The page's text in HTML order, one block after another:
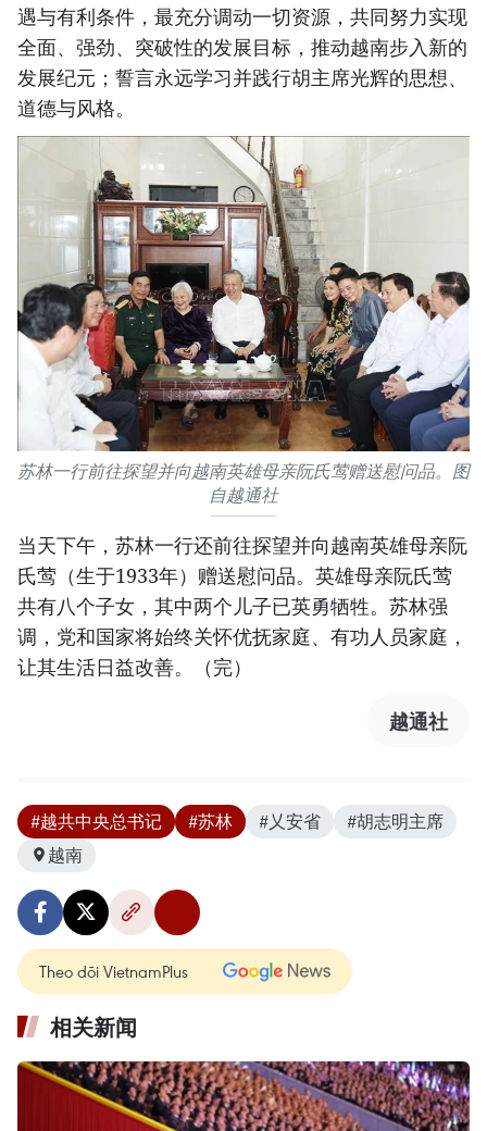
遇与有利条件，最充分调动一切资源，共同努力实现
全面、强劲、突破性的发展目标，推动越南步入新的
发展纪元；誓言永远学习并践行胡主席光辉的思想、
道德与风格。
苏林一行前往探望并向越南英雄母亲阮氏莺赠送慰问品。图
自越通社
当天下午，苏林一行还前往探望并向越南英雄母亲阮
氏莺（生于1933年）赠送慰问品。英雄母亲阮氏莺
共有八个子女，其中两个儿子已英勇牺牲。苏林强
调，党和国家将始终关怀优抚家庭、有功人员家庭，
让其生活日益改善。（完）
越通社
#越共中央总书记 #苏林 #乂安省
#胡志明主席
越南
Theo dõi VietnamPlus
相关新闻